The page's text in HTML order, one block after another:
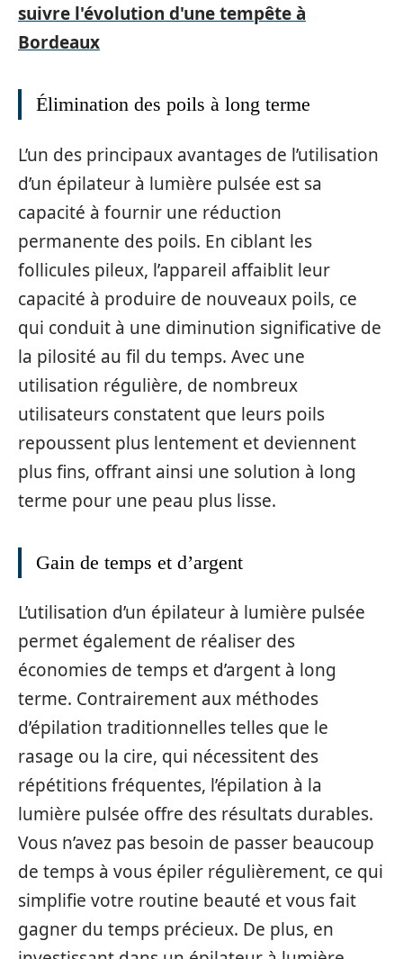
suivre l'évolution d'une tempête à
Bordeaux
Élimination des poils à long terme
L’un des principaux avantages de l’utilisation
d’un épilateur à lumière pulsée est sa
capacité à fournir une réduction
permanente des poils. En ciblant les
follicules pileux, l’appareil affaiblit leur
capacité à produire de nouveaux poils, ce
qui conduit à une diminution significative de
la pilosité au fil du temps. Avec une
utilisation régulière, de nombreux
utilisateurs constatent que leurs poils
repoussent plus lentement et deviennent
plus fins, offrant ainsi une solution à long
terme pour une peau plus lisse.
Gain de temps et d’argent
L’utilisation d’un épilateur à lumière pulsée
permet également de réaliser des
économies de temps et d’argent à long
terme. Contrairement aux méthodes
d’épilation traditionnelles telles que le
rasage ou la cire, qui nécessitent des
répétitions fréquentes, l’épilation à la
lumière pulsée offre des résultats durables.
Vous n’avez pas besoin de passer beaucoup
de temps à vous épiler régulièrement, ce qui
simplifie votre routine beauté et vous fait
gagner du temps précieux. De plus, en